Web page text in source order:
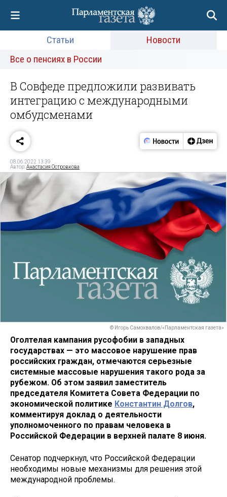
Статьи
Новости
Все о пенсиях в России
В Совфеде предложили развивать
интеграцию с международными
омбудсменами
08.06.2022 13:39
Автор:Анастасия Островкова
© Игорь Самохвалов/«Парламентская газета»
Оголтелая кампания русофобии в западных
государствах — это массовое нарушение прав
российских граждан, отмечаются серьезные
системные массовые нарушения такого рода за
рубежом. Об этом заявил заместитель
председателя Комитета Совета Федерации по
экономической политике Константин Долгов,
комментируя доклад о деятельности
уполномоченного по правам человека в
Российской Федерации в верхней палате 8 июня.
Сенатор подчеркнул, что Российской Федерации
необходимы новые механизмы для решения этой
международной проблемы.